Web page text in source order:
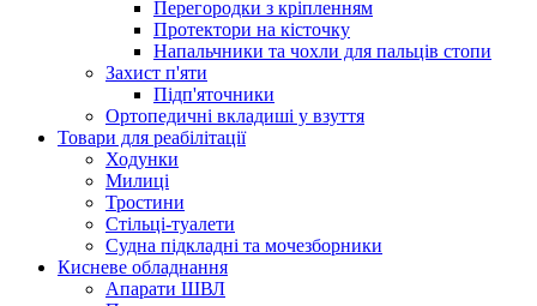
Перегородки з кріпленням
Протектори на кісточку
Напальчники та чохли для пальців стопи
Захист п'яти
Підп'яточники
Ортопедичні вкладиші у взуття
Товари для реабілітації
Ходунки
Милиці
Тростини
Стільці-туалети
Судна підкладні та мочезборники
Кисневе обладнання
Апарати ШВЛ